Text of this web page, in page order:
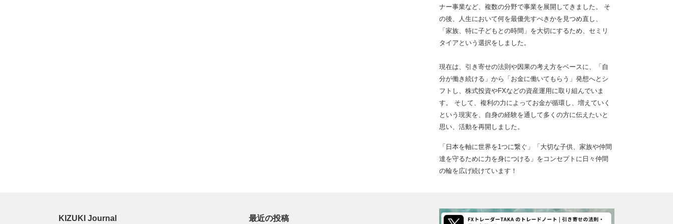
ナー事業など、複数の分野で事業を展開してきました。 そ
の後、人生において何を最優先すべきかを見つめ直し、
「家族、特に子どもとの時間」を大切にするため、セミリ
タイアという選択をしました。
現在は、引き寄せの法則や因果の考え方をベースに、「自
分が働き続ける」から「お金に働いてもらう」発想へとシ
フトし、株式投資やFXなどの資産運用に取り組んでいま
す。 そして、複利の力によってお金が循環し、増えていく
という現実を、自身の経験を通して多くの方に伝えたいと
思い、活動を再開しました。
「日本を軸に世界を1つに繋ぐ」「大切な子供、家族や仲間
達を守るために力を身につける」をコンセプトに日々仲間
の輪を広げ続けています！
KIZUKI Journal 最近の投稿